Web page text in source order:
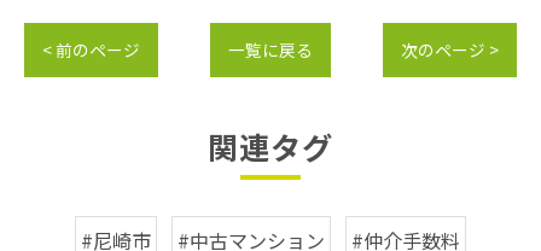
< 前のページ 一覧に戻る 次のページ >
関連タグ
#尼崎市 #中古マンション
#仲介手数料